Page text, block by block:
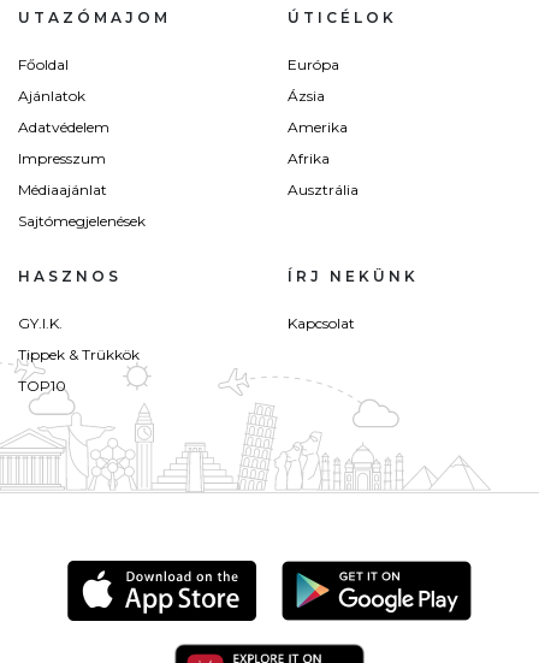
UTAZÓMAJOM
Főoldal
Ajánlatok
Adatvédelem
Impresszum
Médiaajánlat
Sajtómegjelenések
ÚTICÉLOK
Európa
Ázsia
Amerika
Afrika
Ausztrália
HASZNOS
GY.I.K.
Tippek & Trükkök
TOP10
ÍRJ NEKÜNK
Kapcsolat